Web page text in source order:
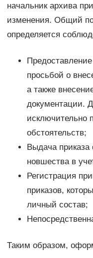
начальник архива
изменения. Общий
определяется
просьбой о
а также
документации.
исключительно
обстоятельств;
Выдача приказа
новшества в
Регистрация
приказов,
личный состав;
Таким образом,